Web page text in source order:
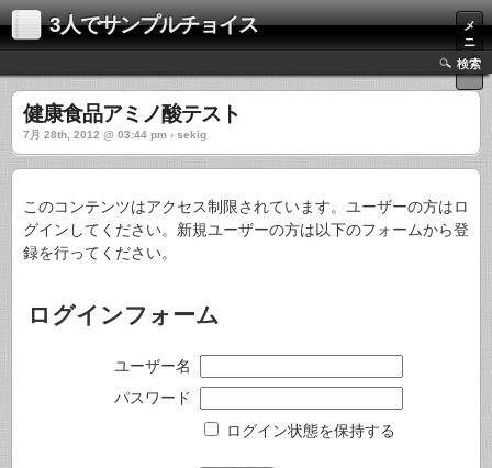
3人でサンプルチョイス
メ
ニ
ュ
ー
検索
健康食品アミノ酸テスト
7月 28th, 2012 @ 03:44 pm › sekig
このコンテンツはアクセス制限されています。ユーザーの方はロ
グインしてください。新規ユーザーの方は以下のフォームから登
録を行ってください。
ログインフォーム
ユーザー名
パスワード
ログイン状態を保持する